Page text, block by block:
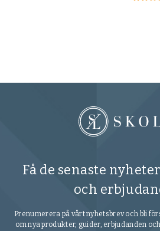
Få de senaste
och
Prenumerera på vårt nyhetsbrev och bli
om nya produkter, guider, erbjudanden